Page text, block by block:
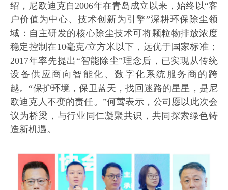
绍，尼欧迪克自2006年在青岛成立以来，始终以“客
户价值为中心、技术创新为引擎”深耕环保除尘领
域：自主研发的核心除尘技术可将颗粒物排放浓度
稳定控制在10毫克/立方米以下，远优于国家标准；
2017年率先提出“智能除尘”理念后，已实现从传统
设备供应商向智能化、数字化系统服务商的跨
越。“保护环境，保卫蓝天，找回迷路的星星，是尼
欧迪克人不变的责任。”何莺表示，公司愿以此次会
议为桥梁，与行业同仁凝聚共识，共同探索绿色铸
造新机遇。